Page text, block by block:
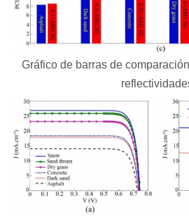
Gráfico de barras de